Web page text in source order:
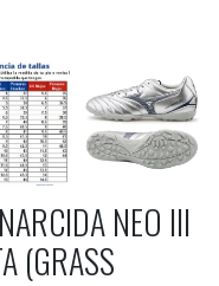
NEO III
(GRASS